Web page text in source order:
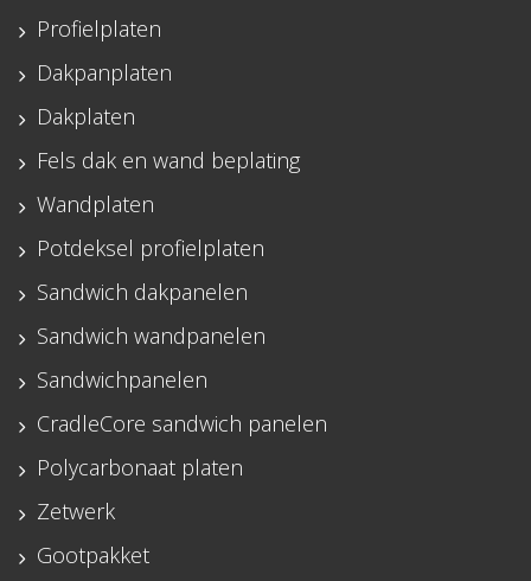
Profielplaten
Dakpanplaten
Dakplaten
Fels dak en wand beplating
Wandplaten
Potdeksel profielplaten
Sandwich dakpanelen
Sandwich wandpanelen
Sandwichpanelen
CradleCore sandwich panelen
Polycarbonaat platen
Zetwerk
Gootpakket